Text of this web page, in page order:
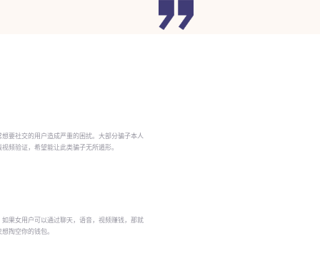
要社交的用户造成严重的困扰。大部分骗子本人
频验证，希望能让此类骗子无所遁形。
果女用户可以通过聊天，语音，视频赚钱，那就
掏空你的钱包。